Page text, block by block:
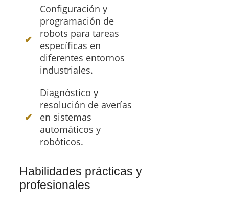
Configuración y
programación de
robots para tareas
específicas en
diferentes entornos
industriales.
Diagnóstico y
resolución de averías
en sistemas
automáticos y
robóticos.
Habilidades prácticas y
profesionales